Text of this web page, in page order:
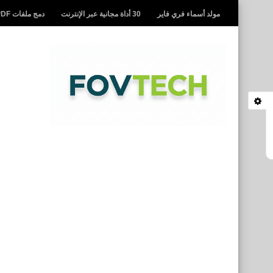
مولد أسماء فري فاير 30 أداة مجانية عبر الإنترنت دمج ملفات PDF